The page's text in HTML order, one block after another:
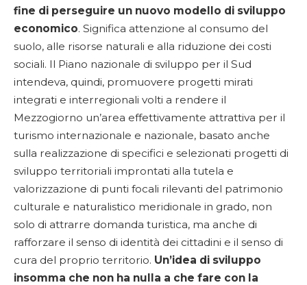
fine di perseguire un nuovo modello di sviluppo
economico. Significa attenzione al consumo del
suolo, alle risorse naturali e alla riduzione dei costi
sociali. Il Piano nazionale di sviluppo per il Sud
intendeva, quindi, promuovere progetti mirati
integrati e interregionali volti a rendere il
Mezzogiorno un’area effettivamente attrattiva per il
turismo internazionale e nazionale, basato anche
sulla realizzazione di specifici e selezionati progetti di
sviluppo territoriali improntati alla tutela e
valorizzazione di punti focali rilevanti del patrimonio
culturale e naturalistico meridionale in grado, non
solo di attrarre domanda turistica, ma anche di
rafforzare il senso di identità dei cittadini e il senso di
cura del proprio territorio. Un’idea di sviluppo
insomma che non ha nulla a che fare con la